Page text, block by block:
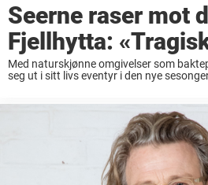
Seerne raser mot
Fjellhytta:
Med naturskjønne omgivelser som
seg ut i sitt livs eventyr i den nye